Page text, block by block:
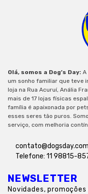
Olá, somos a Dog’s Day: A
um sonho familiar que teve
loja na Rua Acuruí, Anália
mais de 17 lojas físicas
família é apaixonada por
esses seres tão puros.
serviço, com melhoria
Telefone: 11 98815-
NEWSLETTER
Novidades,